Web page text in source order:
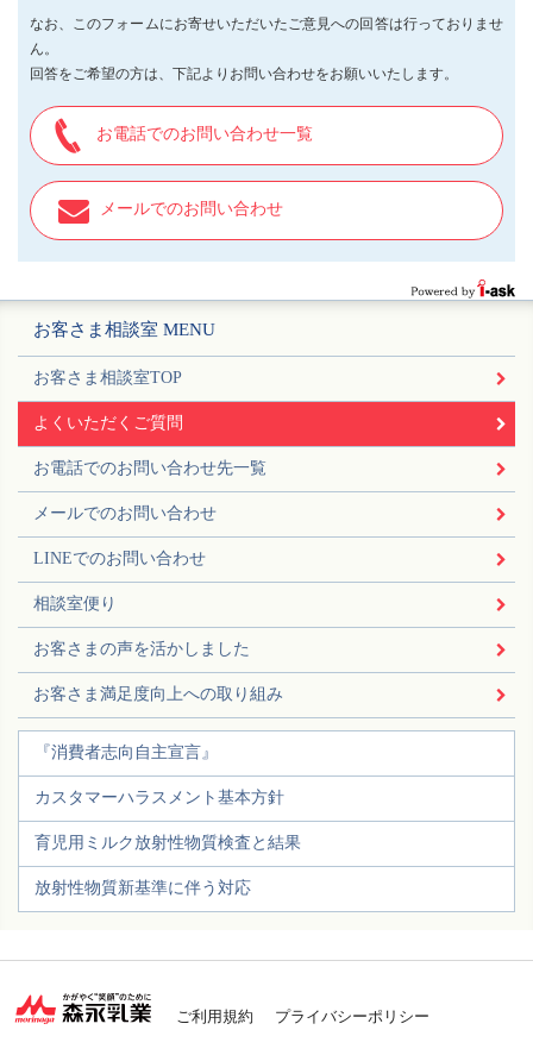
なお、このフォームにお寄せいただいたご意見への回答は行っておりませ
ん。
回答をご希望の方は、下記よりお問い合わせをお願いいたします。
お電話でのお問い合わせ一覧
メールでのお問い合わせ
お客さま相談室 MENU
お客さま相談室TOP
よくいただくご質問
お電話でのお問い合わせ先一覧
メールでのお問い合わせ
LINEでのお問い合わせ
相談室便り
お客さまの声を活かしました
お客さま満足度向上への取り組み
『消費者志向自主宣言』
カスタマーハラスメント基本方針
育児用ミルク放射性物質検査と結果
放射性物質新基準に伴う対応
ご利用規約 プライバシーポリシー